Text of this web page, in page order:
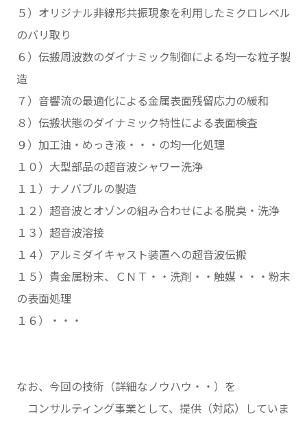
５）オリジナル非線形共振現象を利用したミクロレベル
のバリ取り
６）伝搬周波数のダイナミック制御による均一な粒子製
造
７）音響流の最適化による金属表面残留応力の緩和
８）伝搬状態のダイナミック特性による表面検査
９）加工油・めっき液・・・の均一化処理
１０）大型部品の超音波シャワー洗浄
１１）ナノバブルの製造
１２）超音波とオゾンの組み合わせによる脱臭・洗浄
１３）超音波溶接
１４）アルミダイキャスト装置への超音波伝搬
１５）貴金属粉末、ＣＮＴ・・洗剤・・触媒・・・粉末
の表面処理
１６）・・・
なお、今回の技術（詳細なノウハウ・・）を
コンサルティング事業として、提供（対応）していま